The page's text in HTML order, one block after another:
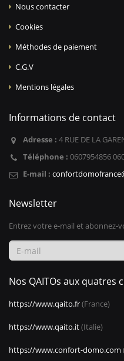
Nous contacter
Cookies
Méthodes de paiement
C.G.V
Mentions légales
Informations de contact
Adresse : 4 RUE DE LA
Téléphone : 0607954856
E-mail :
Newsletter
Entrez votre e-mail et abonnez-
Nos QAITOs aux quatres
https://www.qaito.fr(France)
https://www.qaito.it(Italie)
https://www.confort-domo.com